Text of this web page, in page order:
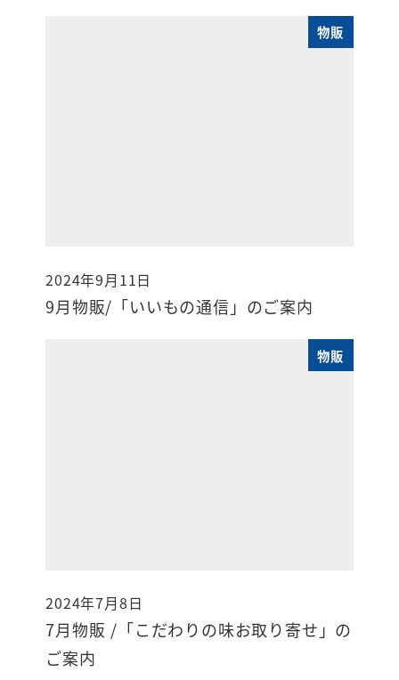
物販
9月物販/「いいもの通信」のご案内
投稿日
2024年9月11日
物販
7月物販 /「こだわりの味お取り寄せ」の
ご案内
投稿日
2024年7月8日